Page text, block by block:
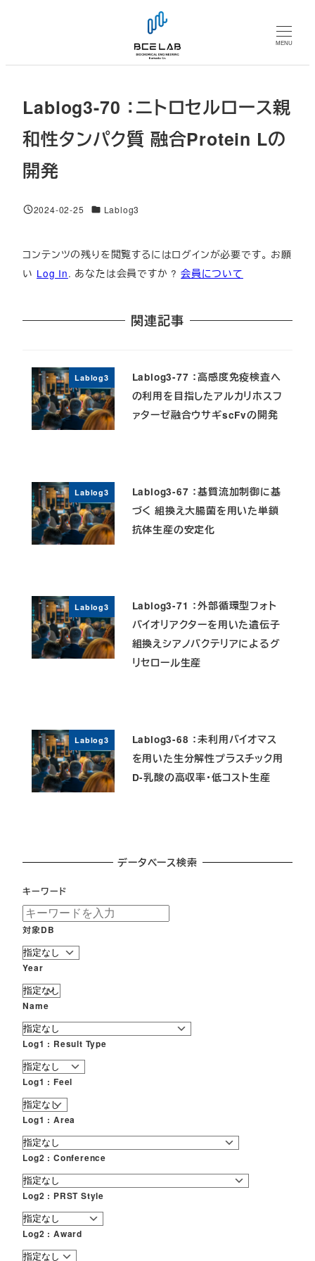
MENU
Lablog3-70 ：ニトロセルロース親
和性タンパク質 融合Protein Lの
開発
投稿日
2024-02-25 対象DBLablog3
コンテンツの残りを閲覧するにはログインが必要です。 お願
い Log In. あなたは会員ですか ?会員について
関連記事
Lablog3
Lablog3-77 ：高感度免疫検査へ
の利用を目指したアルカリホスフ
ァターゼ融合ウサギscFvの開発
Lablog3
Lablog3-67 ：基質流加制御に基
づく 組換え大腸菌を用いた単鎖
抗体生産の安定化
Lablog3
Lablog3-71 ：外部循環型フォト
バイオリアクターを用いた遺伝子
組換えシアノバクテリアによるグ
リセロール生産
Lablog3
Lablog3-68 ：未利用バイオマス
を用いた生分解性プラスチック用
D-乳酸の高収率・低コスト生産
データベース検索
キーワード
対象DB
Year
Name
Log1 : Result Type
Log1 : Feel
Log1 : Area
Log2 : Conference
Log2 : PRST Style
Log2 : Award